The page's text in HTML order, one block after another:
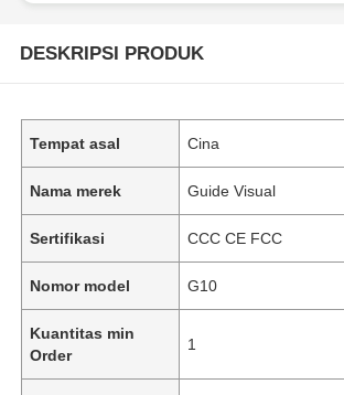
DESKRIPSI PRODUK
Tempat asal Cina
Nama merek Guide Visual
Sertifikasi CCC CE FCC
Nomor model G10
Kuantitas min
Order
1